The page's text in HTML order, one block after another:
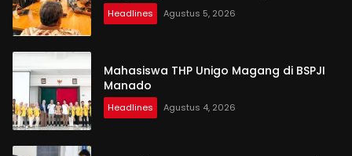
Headlines Agustus 5, 2026
Mahasiswa THP Unigo Magang di BSPJI
Manado
Headlines Agustus 4, 2026